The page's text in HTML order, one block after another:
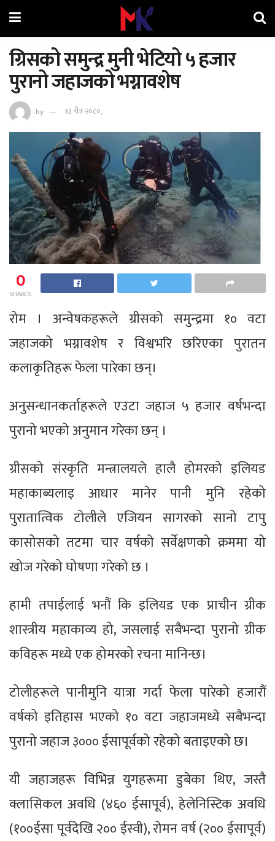
ग्रिसको समुन्द्र मुनी भेटियो ५ हजार
पुरानो जहाजको भग्नावशेष
by १३ चैत्र २०८०,
0
SHARES
रोम । अन्वेषकहरूले ग्रीसको समुन्द्रमा १० वटा
जहाजको भग्नावशेष र विश्वभरि छरिएका पुरातन
कलाकृतिहरू फेला पारेका छन्।
अनुसन्धानकर्ताहरूले एउटा जहाज ५ हजार वर्षभन्दा
पुरानो भएको अनुमान गरेका छन् ।
ग्रीसको संस्कृति मन्त्रालयले हालै होमरको इलियड
महाकाब्यलाइ आधार मानेर पानी मुनि रहेको
पुरातात्विक टोलीले एजियन सागरको सानो टापु
कासोसको तटमा चार वर्षको सर्वेक्षणको क्रममा यो
खोज गरेको घोषणा गरेको छ ।
हामी तपाईलाई भनौं कि इलियड एक प्राचीन ग्रीक
शास्त्रीय महाकाव्य हो, जसलाई सबैभन्दा पुरानो ग्रीक
कविहरू मध्ये एक होमरको रचना मानिन्छ।
टोलीहरूले पानीमुनि यात्रा गर्दा फेला पारेको हजारौं
वर्षको इतिहास भएको १० वटा जहाजमध्ये सबैभन्दा
पुरानो जहाज ३००० ईसापूर्वको रहेको बताइएको छ।
यी जहाजहरू विभिन्न युगहरूमा डुबेका थिए, जस्तै
क्लासिकल अवधि (४६० ईसापूर्व), हेलेनिस्टिक अवधि
(१००ईसा पूर्वदेखि २०० ईस्वी), रोमन वर्ष (२०० ईसापूर्व)